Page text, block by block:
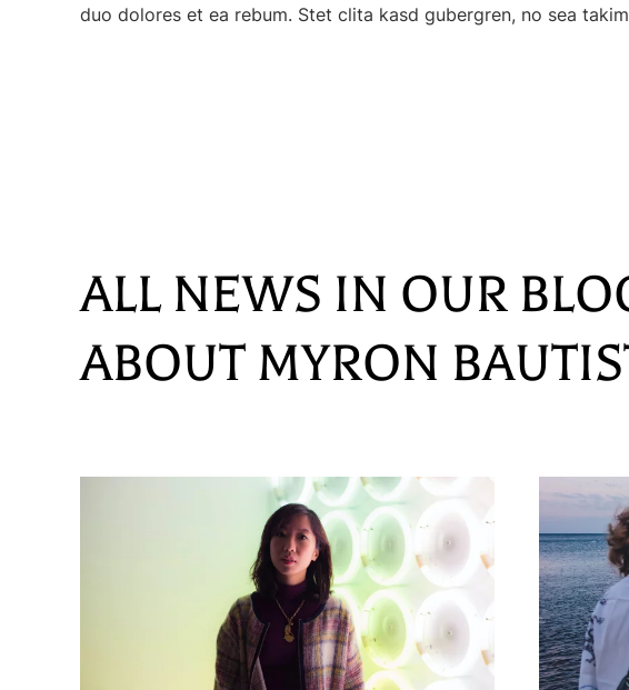
duo dolores et ea rebum. Stet clita kasd gubergren, no sea
ALL NEWS IN OUR
ABOUT MYRON